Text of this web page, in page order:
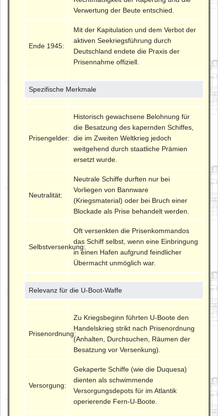
Verwertung der Beute entschied.
Ende 1945:
Mit der Kapitulation und dem Verbot der
aktiven Seekriegsführung durch
Deutschland endete die Praxis der
Prisennahme offiziell.
Spezifische Merkmale
Prisengelder:
Historisch gewachsene Belohnung für
die Besatzung des kapernden Schiffes,
die im Zweiten Weltkrieg jedoch
weitgehend durch staatliche Prämien
ersetzt wurde.
Neutralität:
Neutrale Schiffe durften nur bei
Vorliegen von Bannware
(Kriegsmaterial) oder bei Bruch einer
Blockade als Prise behandelt werden.
Selbstversenkung:
Oft versenkten die Prisenkommandos
das Schiff selbst, wenn eine Einbringung
in einen Hafen aufgrund feindlicher
Übermacht unmöglich war.
Relevanz für die U-Boot-Waffe
Prisenordnung:
Zu Kriegsbeginn führten U-Boote den
Handelskrieg strikt nach Prisenordnung
(Anhalten, Durchsuchen, Räumen der
Besatzung vor Versenkung).
Versorgung:
Gekaperte Schiffe (wie die Duquesa)
dienten als schwimmende
Versorgungsdepots für im Atlantik
operierende Fern-U-Boote.